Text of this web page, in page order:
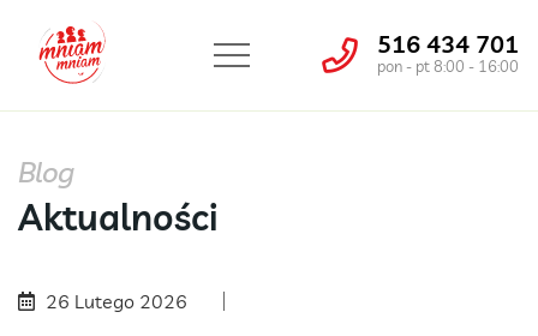
516 434 701
pon - pt 8:00 - 16:00
Blog
Aktualności
26 Lutego 2026